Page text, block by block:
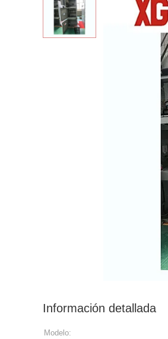
Información detallada
Modelo: